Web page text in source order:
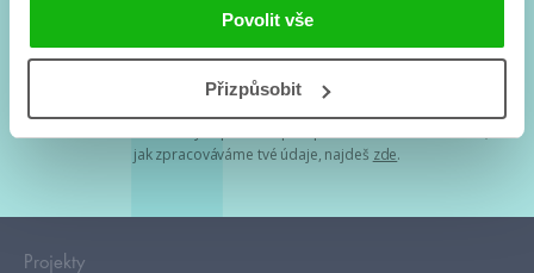
Povolit vše
Přizpůsobit
Tvá e-mailová adresa je u nás v bezpečí. Přečti si
jak zpracováváme tvé údaje, najdeš zde.
Projekty